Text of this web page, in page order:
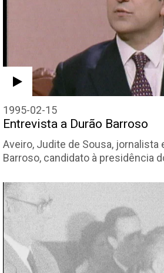
1995-02-15
Entrevista a Durão Barroso
Aveiro, Judite de Sousa, jornalista
Barroso, candidato à presidência